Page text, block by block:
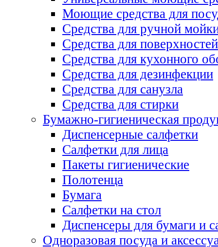
Моющие средства для
Средства для ручной
Средства для поверхностей
Средства для кухонного
Средства для дезинфекции
Средства для санузла
Средства для стирки
Бумажно-гигиеническая
Диспенсерные салфетки
Салфетки для лица
Пакеты гигиенические
Полотенца
Бумага
Салфетки на стол
Диспенсеры для бумаги и
Одноразовая посуда и